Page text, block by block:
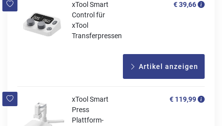
xTool Smart
Control für
xTool
Transferpressen
€ 39,66
Artikel anzeigen
xTool Smart
Press
Plattform-
€ 119,99